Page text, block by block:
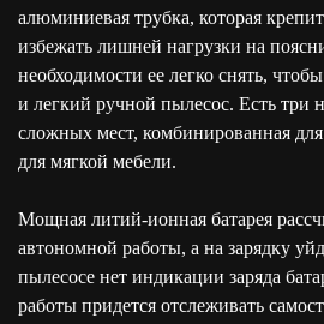
алюминиевая трубка, которая
избежать лишней нагрузки на
необходимости ее легко снять,
и легкий ручной пылесос. Есть три
сложных мест, комбинированная
для мягкой мебели.
Мощная литий-ионная батарея
автономной работы, а на зарядку
пылесосе нет индикации заряда
работы придется отслеживать